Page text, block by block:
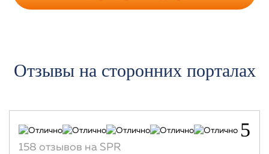
Отзывы на сторонних порталах
5
158 отзывов на SPR